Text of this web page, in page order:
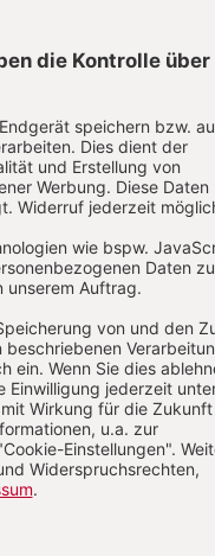
– Für
Kommentieren
kommentieren